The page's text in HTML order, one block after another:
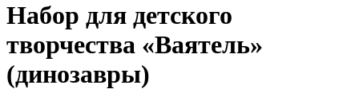
Набор для детского
творчества «Ваятель»
(динозавры)